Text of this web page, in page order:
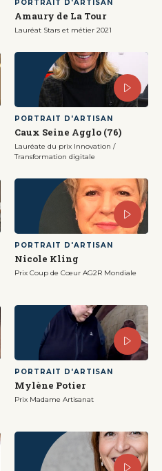
PORTRAIT D'ARTISAN
Amaury de La Tour
Lauréat Stars et métier 2021
PORTRAIT D'ARTISAN
Caux Seine Agglo (76)
Lauréate du prix Innovation /
Transformation digitale
PORTRAIT D'ARTISAN
Nicole Kling
Prix Coup de Cœur AG2R Mondiale
PORTRAIT D'ARTISAN
Mylène Potier
Prix Madame Artisanat